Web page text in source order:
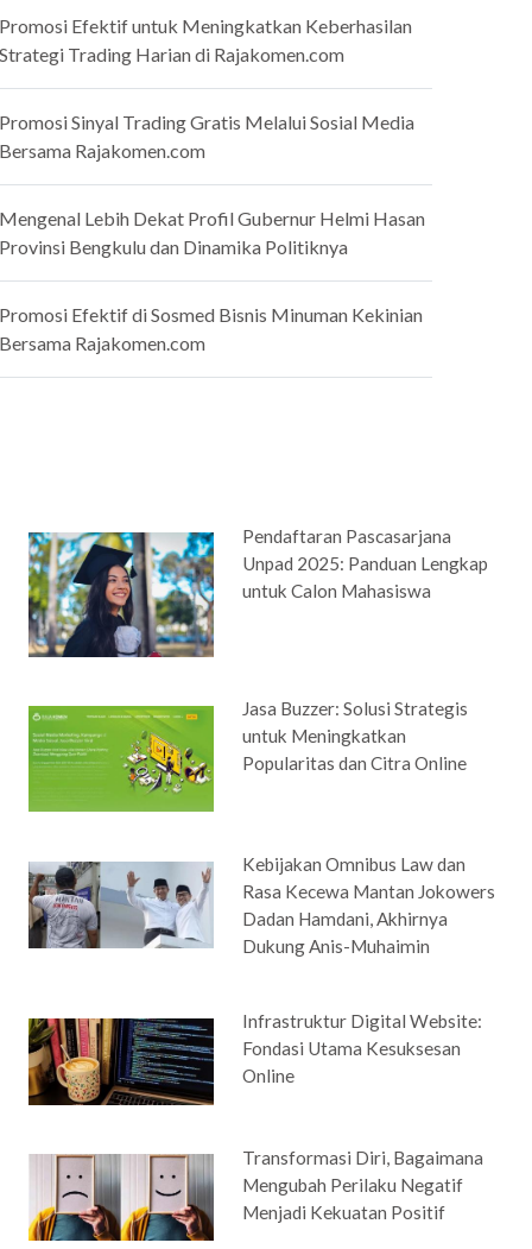
Efektif untuk Meningkatkan Keberhasilan
Trading Harian di Rajakomen.com
Sinyal Trading Gratis Melalui Sosial Media
Rajakomen.com
Lebih Dekat Profil Gubernur Helmi Hasan
Bengkulu dan Dinamika Politiknya
Efektif di Sosmed Bisnis Minuman Kekinian
Rajakomen.com
Pendaftaran Pascasarjana
Unpad 2025: Panduan Lengkap
untuk Calon Mahasiswa
Jasa Buzzer: Solusi Strategis
untuk Meningkatkan
Popularitas dan Citra Online
Kebijakan Omnibus Law dan
Rasa Kecewa Mantan Jokowers
Dadan Hamdani, Akhirnya
Dukung Anis-Muhaimin
Infrastruktur Digital Website:
Fondasi Utama Kesuksesan
Online
Transformasi Diri, Bagaimana
Mengubah Perilaku Negatif
Menjadi Kekuatan Positif